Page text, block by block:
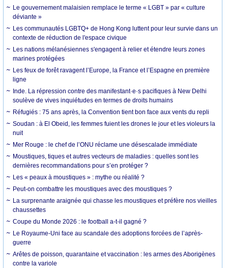
Le gouvernement malaisien remplace le terme « LGBT » par « culture
déviante »
Les communautés LGBTQ+ de Hong Kong luttent pour leur survie dans un
contexte de réduction de l'espace civique
Les nations mélanésiennes s'engagent à relier et étendre leurs zones
marines protégées
Les feux de forêt ravagent l’Europe, la France et l’Espagne en première
ligne
Inde. La répression contre des manifestant·e·s pacifiques à New Delhi
soulève de vives inquiétudes en termes de droits humains
Réfugiés : 75 ans après, la Convention tient bon face aux vents du repli
Soudan : à El Obeid, les femmes fuient les drones le jour et les violeurs la
nuit
Mer Rouge : le chef de l’ONU réclame une désescalade immédiate
Moustiques, tiques et autres vecteurs de maladies : quelles sont les
dernières recommandations pour s’en protéger ?
Les « peaux à moustiques » : mythe ou réalité ?
Peut-on combattre les moustiques avec des moustiques ?
La surprenante araignée qui chasse les moustiques et préfère nos vieilles
chaussettes
Coupe du Monde 2026 : le football a-t-il gagné ?
Le Royaume-Uni face au scandale des adoptions forcées de l’après-
guerre
Arêtes de poisson, quarantaine et vaccination : les armes des Aborigènes
contre la variole